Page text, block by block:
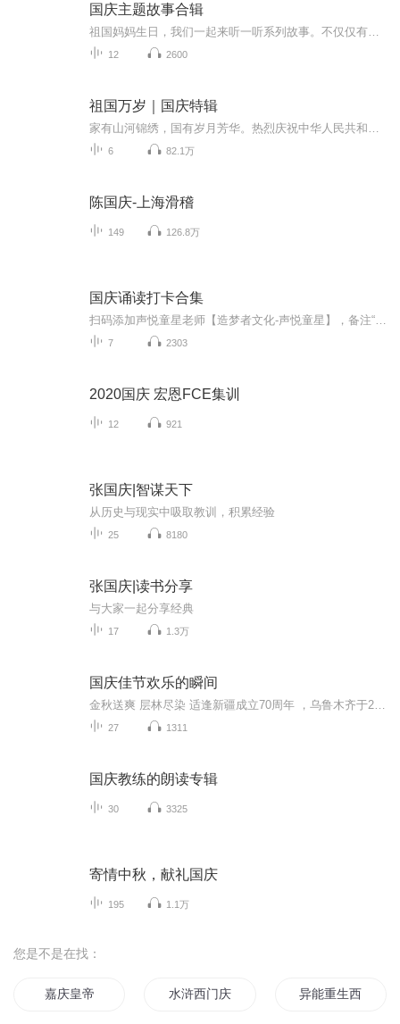
国庆主题故事合辑
12 2600
祖国万岁｜国庆特辑
6 82.1万
陈国庆-上海滑稽
149 126.8万
国庆诵读打卡合集
7 2303
2020国庆 宏恩FCE集训
12 921
张国庆|智谋天下
从历史与现实中吸取教训，积累经验
25 8180
张国庆|读书分享
与大家一起分享经典
17 1.3万
国庆佳节欢乐的瞬间
27 1311
国庆教练的朗读专辑
30 3325
寄情中秋，献礼国庆
195 1.1万
您是不是在找：
嘉庆皇帝 水浒西门庆 异能重生西门庆